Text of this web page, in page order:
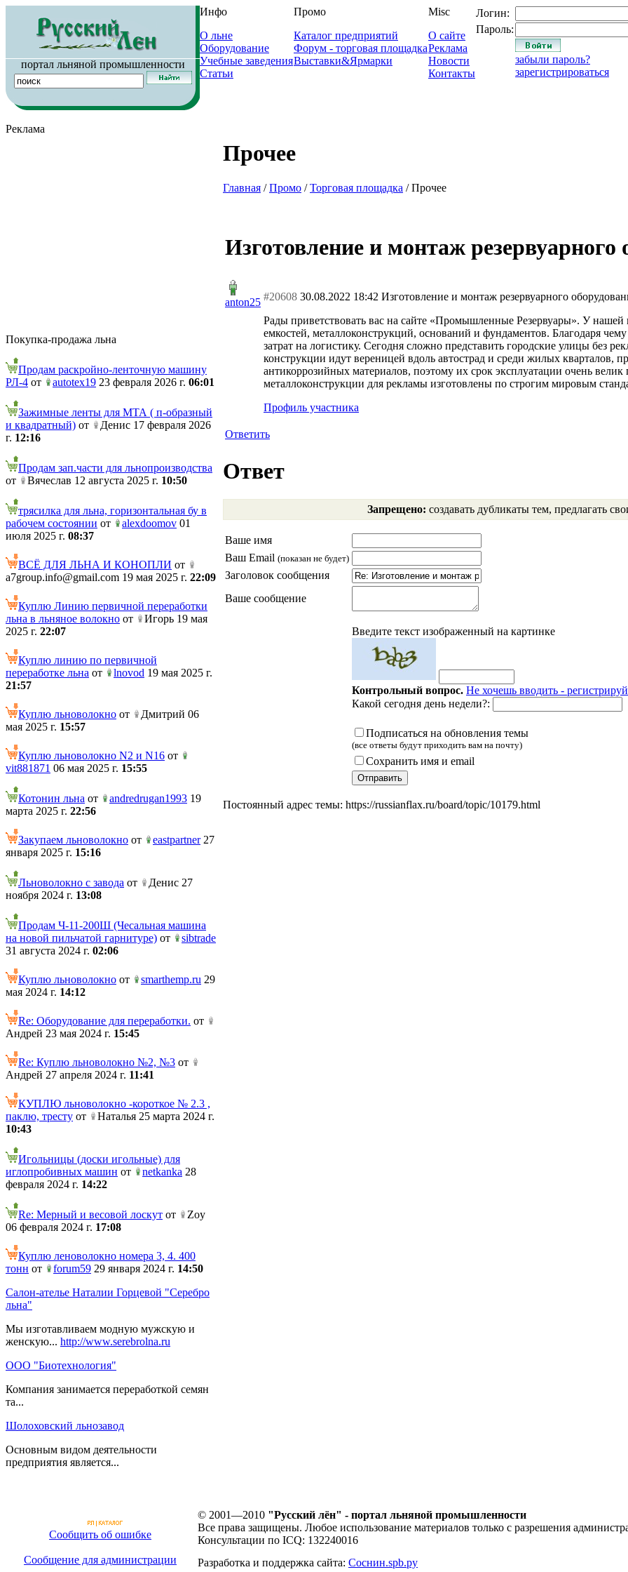
портал льняной промышленности
Инфо
О льне
Оборудование
Учебные заведения
Статьи
Промо
Каталог предприятий
Форум - торговая площадка
Выставки&Ярмарки
Misc
О сайте
Реклама
Новости
Контакты
Логин:
Пароль:
забыли пароль?
зарегистрироваться
Реклама
Покупка-продажа льна
Продам раскройно-ленточную машину
РЛ-4 от autotex19 23 февраля 2026 г. 06:01
Зажимные ленты для МТА ( п-образный
и квадратный) от
Денис 17 февраля 2026
г. 12:16
Продам зап.части для льнопроизводства
от
Вячеслав 12 августа 2025 г. 10:50
трясилка для льна, горизонтальная бу в
рабочем состоянии от alexdoomov 01
июля 2025 г. 08:37
ВСЁ ДЛЯ ЛЬНА И КОНОПЛИ от
a7group.info@gmail.com 19 мая 2025 г. 22:09
Куплю Линию первичной переработки
льна в льняное волокно от
Игорь 19 мая
2025 г. 22:07
Куплю линию по первичной
переработке льна от lnovod 19 мая 2025 г.
21:57
Куплю льноволокно от
Дмитрий 06
мая 2025 г. 15:57
Куплю льноволокно N2 и N16 от
vit881871 06 мая 2025 г. 15:55
Котонин льна от andredrugan1993 19
марта 2025 г. 22:56
Закупаем льноволокно от eastpartner27
января 2025 г. 15:16
Льноволокно с завода от
Денис 27
ноября 2024 г. 13:08
Продам Ч-11-200Ш (Чесальная машина
на новой пильчатой гарнитуре) от
sibtrade
31 августа 2024 г. 02:06
Куплю льноволокно от smarthemp.ru 29
мая 2024 г. 14:12
Re: Оборудование для переработки. от
Андрей 23 мая 2024 г. 15:45
Re: Куплю льноволокно №2, №3 от
Андрей 27 апреля 2024 г. 11:41
КУПЛЮ льноволокно -короткое № 2.3 ,
паклю, тресту от
Наталья 25 марта 2024 г.
10:43
Игольницы (доски игольные) для
иглопробивных машин от netkanka 28
февраля 2024 г. 14:22
Re: Мерный и весовой лоскут от
Zoy
06 февраля 2024 г. 17:08
Куплю леноволокно номера 3, 4. 400
тонн от forum59 29 января 2024 г. 14:50
Салон-ателье Наталии Горцевой "Серебро
льна"
Мы изготавливаем модную мужскую и
женскую... http://www.serebrolna.ru
ООО "Биотехнология"
Компания занимается переработкой семян
та...
Шолоховский льнозавод
Основным видом деятельности
предприятия является...
Прочее
Главная /Промо /Торговая площадка / Прочее
Изготовление и монтаж резервуарного
anton25 #20608 30.08.2022 18:42 Изготовление и монтаж резервуарного
Рады приветствовать вас на сайте «Промышленные Резервуары». У нашей
емкостей, металлоконструкций, оснований и фундаментов. Благодаря
затрат на логистику. Сегодня сложно представить городские улицы без
конструкции идут вереницей вдоль автострад и среди жилых кварталов,
антикоррозийных материалов, поэтому их срок эксплуатации очень
металлоконструкции для рекламы изготовлены по строгим мировым
Профиль участника
Ответить
Ответ
Запрещено: создавать дубликаты тем, предлагать
Ваше имя
Ваш Email (показан не будет)
Заголовок сообщения
Ваше сообщение
Введите текст изображенный на картинке
Контрольный вопрос. Не хочешь вводить -
Какой сегодня день недели?:
Подписаться на обновления темы
(все ответы будут приходить вам на почту)
Сохранить имя и email
Постоянный адрес темы: https://russianflax.ru/board/topic/10179.html
Сообщить об ошибке
Сообщение для администрации
© 2001—2010 "Русский лён" - портал льняной промышленности
Все права защищены. Любое использование материалов только с разрешения
Консультации по ICQ: 132240016
Разработка и поддержка сайта: Соснин.spb.ру